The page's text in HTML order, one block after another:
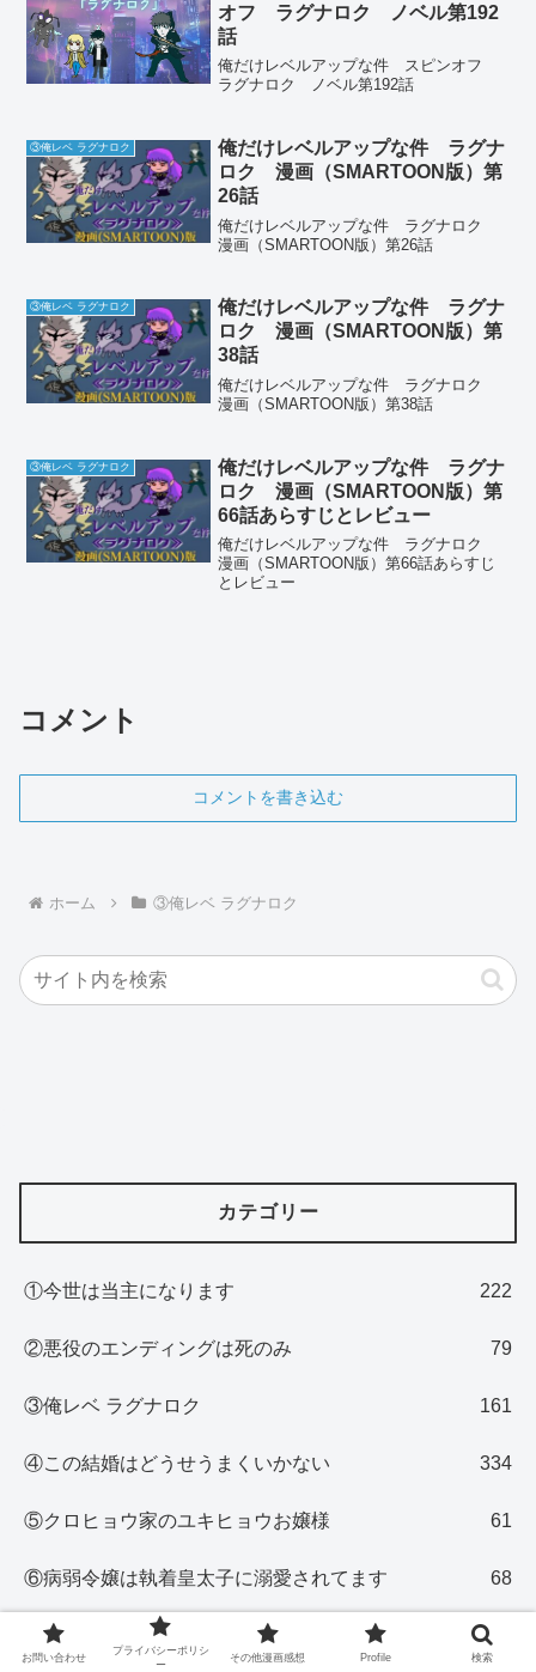
オフ ラグナロク ノベル第192
話
俺だけレベルアップな件 スピンオフ
ラグナロク ノベル第192話
③俺レベ ラグナロク
俺だけレベルアップな件 ラグナ
ロク 漫画（SMARTOON版）第
26話
俺だけレベルアップな件 ラグナロク
漫画（SMARTOON版）第26話
③俺レベ ラグナロク
俺だけレベルアップな件 ラグナ
ロク 漫画（SMARTOON版）第
38話
俺だけレベルアップな件 ラグナロク
漫画（SMARTOON版）第38話
③俺レベ ラグナロク
俺だけレベルアップな件 ラグナ
ロク 漫画（SMARTOON版）第
66話あらすじとレビュー
俺だけレベルアップな件 ラグナロク
漫画（SMARTOON版）第66話あらすじ
とレビュー
コメント
コメントを書き込む
ホーム ③俺レベ ラグナロク
カテゴリー
①今世は当主になります 222
②悪役のエンディングは死のみ 79
③俺レベ ラグナロク 161
④この結婚はどうせうまくいかない 334
⑤クロヒョウ家のユキヒョウお嬢様 61
⑥病弱令嬢は執着皇太子に溺愛されてます 68
⑦悪役を救うリスになりました
お問い合わせ
プライバシーポリシ
ー
その他漫画感想 Profile 検索